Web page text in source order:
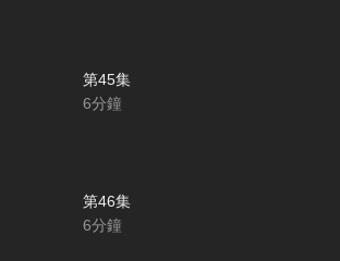
第45集
6分鐘
第46集
6分鐘